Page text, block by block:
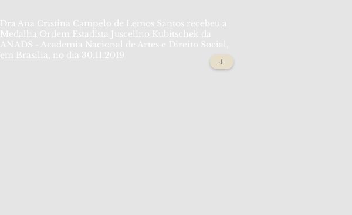
Dra Ana Cristina Campelo de Lemos Santos recebeu a
Medalha Ordem Estadista Juscelino Kubitschek da
ANADS - Academia Nacional de Artes e Direito Social,
em Brasília, no dia 30.11.2019
+